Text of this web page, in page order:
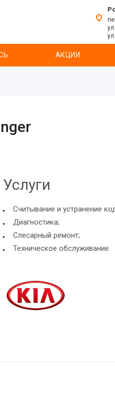
АКЦИИ
Услуги
Считывание и устранение
Диагностика;
Слесарный ремонт;
Техническое обслуживание